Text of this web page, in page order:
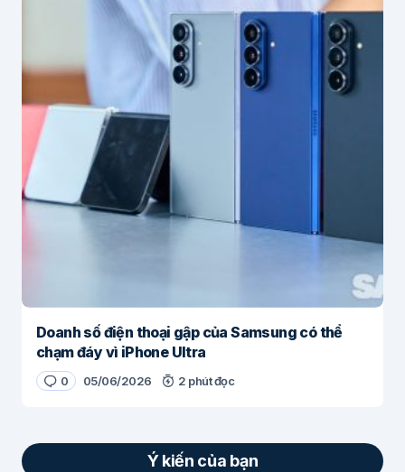
Doanh số điện thoại gập của Samsung có thể
chạm đáy vì iPhone Ultra
0 05/06/2026 2 phút đọc
Ý kiến của bạn